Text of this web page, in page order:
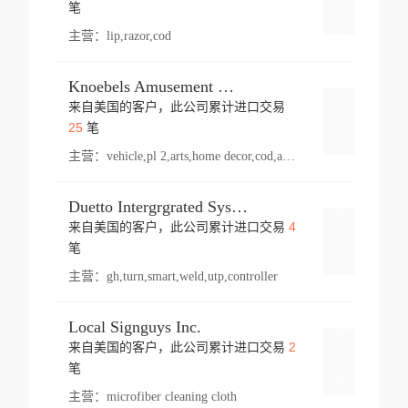
笔
主营： lip,razor,cod
Knoebels Amusement Resort
来自美国的客户，此公司累计进口交易
25笔
主营： vehicle,pl 2,arts,home decor,cod,amusement ride,sea
Duetto Intergrgrated Systems Inc.
来自美国的客户，此公司累计进口交易 4
笔
主营： gh,turn,smart,weld,utp,controller
Local Signguys Inc.
来自美国的客户，此公司累计进口交易 2
笔
主营： microfiber cleaning cloth